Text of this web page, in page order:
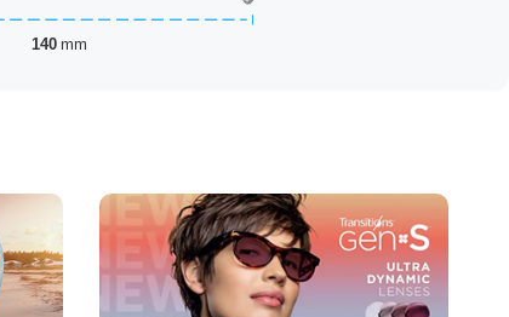
140 mm